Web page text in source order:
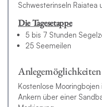
Schwesterinseln Raiatea
Die Tagesetappe
5 bis 7 Stunden
25 Seemeilen
Anlegemöglichkeiten
Kostenlose
Ankern über einer